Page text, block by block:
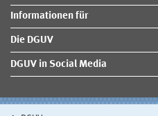
Informationen für
Die DGUV
DGUV in Social Media